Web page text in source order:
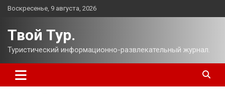
Перейти
Воскресенье, 9 августа, 2026
Твой Тур.
Туристический информационно-развлекательный журнал.